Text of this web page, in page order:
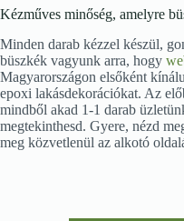
Kézműves minőség, amelyre
Minden darab kézzel készül,
büszkék vagyunk arra, hogy
Magyarországon elsőként
epoxi lakásdekorációkat. Az
mindből akad 1-1 darab
megtekinthesd. Gyere, nézd
meg közvetlenül az alkotó